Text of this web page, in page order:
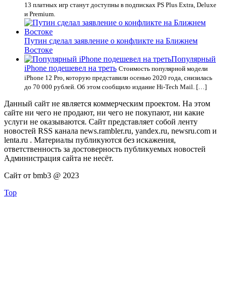
13 платных игр станут доступны в подписках PS Plus Extra, Deluxe
и Premium.
Путин сделал заявление о конфликте на Ближнем
Востоке
Популярный
iPhone подешевел на треть Стоимость популярной модели
iPhone 12 Pro, которую представили осенью 2020 года, снизилась
до 70 000 рублей. Об этом сообщило издание Hi-Tech Mail. […]
Данный сайт не является коммерческим проектом. На этом
сайте ни чего не продают, ни чего не покупают, ни какие
услуги не оказываются. Сайт представляет собой ленту
новостей RSS канала news.rambler.ru, yandex.ru, newsru.com и
lenta.ru . Материалы публикуются без искажения,
ответственность за достоверность публикуемых новостей
Администрация сайта не несёт.
Сайт от bmb3 @ 2023
Top